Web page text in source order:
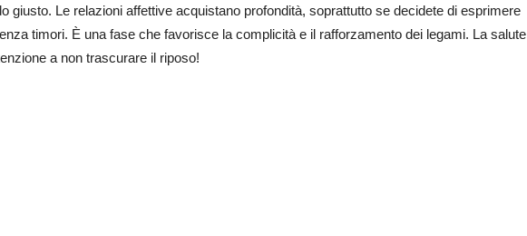
giusto. Le relazioni affettive acquistano profondità, soprattutto se decidete di esprimere
timori. È una fase che favorisce la complicità e il rafforzamento dei legami. La salute
a non trascurare il riposo!